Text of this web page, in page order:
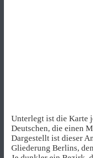
Unterlegt ist die Karte
Deutschen, die einen
Dargestellt ist dieser
Gliederung Berlins,